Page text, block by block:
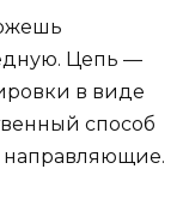
Цепь —
в виде
способ
направляющие.